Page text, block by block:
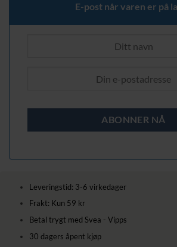
E-post når varen er på
Leveringstid: 3-6 virkedager
Frakt: Kun 59 kr
Betal trygt med Svea - Vipps
30 dagers åpent kjøp